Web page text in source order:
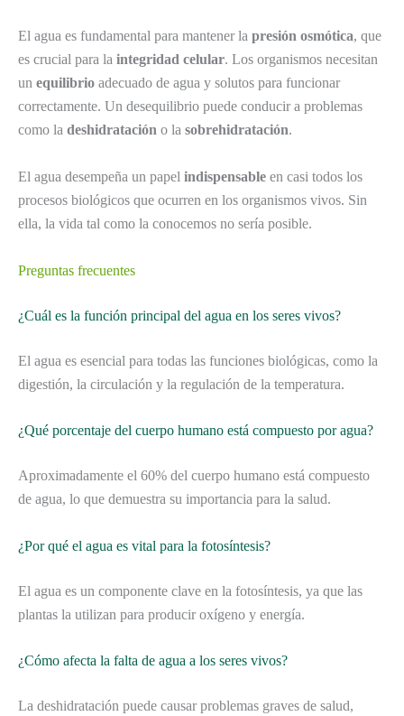
El agua es fundamental para mantener la presión osmótica, que
es crucial para la integridad celular. Los organismos necesitan
un equilibrio adecuado de agua y solutos para funcionar
correctamente. Un desequilibrio puede conducir a problemas
como la deshidratación o la sobrehidratación.
El agua desempeña un papel indispensable en casi todos los
procesos biológicos que ocurren en los organismos vivos. Sin
ella, la vida tal como la conocemos no sería posible.
Preguntas frecuentes
¿Cuál es la función principal del agua en los seres vivos?
El agua es esencial para todas las funciones biológicas, como la
digestión, la circulación y la regulación de la temperatura.
¿Qué porcentaje del cuerpo humano está compuesto por agua?
Aproximadamente el 60% del cuerpo humano está compuesto
de agua, lo que demuestra su importancia para la salud.
¿Por qué el agua es vital para la fotosíntesis?
El agua es un componente clave en la fotosíntesis, ya que las
plantas la utilizan para producir oxígeno y energía.
¿Cómo afecta la falta de agua a los seres vivos?
La deshidratación puede causar problemas graves de salud,